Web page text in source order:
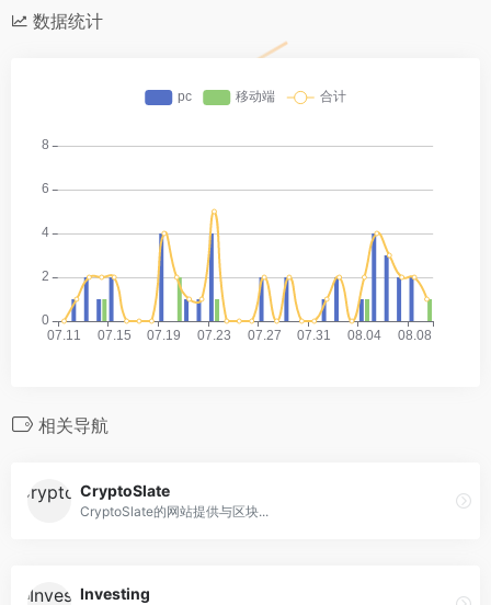
数据统计
相关导航
CryptoSlate
CryptoSlate的网站提供与区块...
Investing